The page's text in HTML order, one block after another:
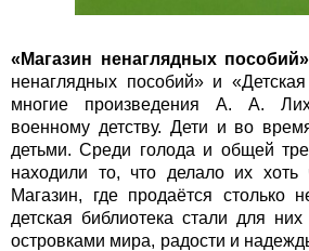
«Магазин ненаглядных
ненаглядных пособий» и
многие произведения А. А.
военному детству. Дети и во
детьми. Среди голода и общей
находили то, что делало их хоть
Магазин, где продаётся столько
детская библиотека стали для
островками мира, радости и